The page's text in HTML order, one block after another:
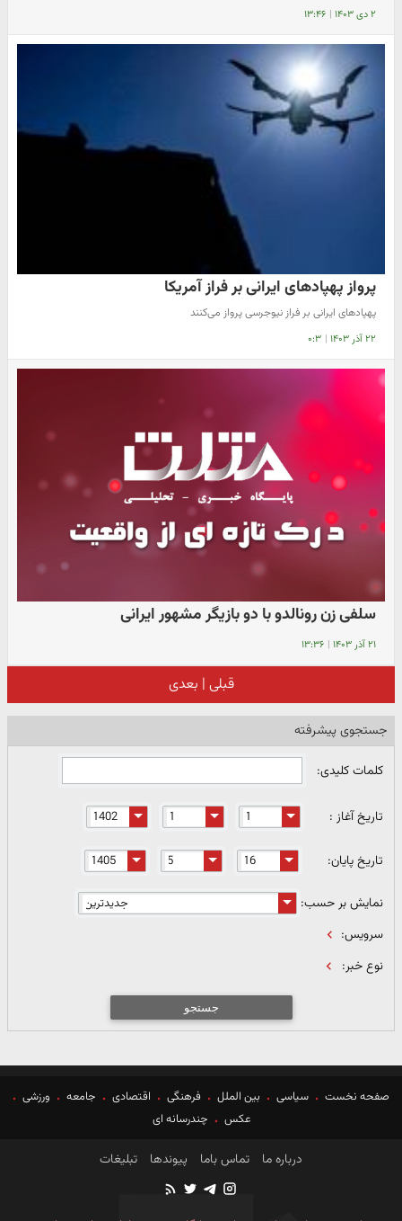
۲ دی ۱۴۰۳ | ۱۳:۴۶
پرواز پهپادهای ایرانی بر فراز آمریکا
پهپادهای ایرانی بر فراز نیوجرسی پرواز می‌کنند
۲۲ آذر ۱۴۰۳ | ۰:۳
سلفی زن رونالدو با دو بازیگر مشهور ایرانی
۲۱ آذر ۱۴۰۳ | ۱۳:۳۶
قبلی | بعدی
جستجوی پیشرفته
کلمات کلیدی:
تاریخ آغاز :
تاریخ پایان:
نمایش بر حسب:
سرویس:
نوع خبر:
جستجو
صفحه نخست سیاسی بین الملل فرهنگی اقتصادی جامعه
ورزشی
عکس
چندرسانه ای
درباره ما تماس باما پیوندها تبلیغات